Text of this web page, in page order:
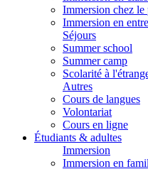
Immersion chez le
Immersion en
Séjours
Summer school
Summer camp
Scolarité à
Autres
Cours de langues
Volontariat
Cours en ligne
Étudiants & adultes
Immersion
Immersion en